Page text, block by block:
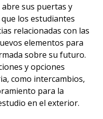
sus puertas y
los estudiantes
relacionadas con las
elementos para
sobre su futuro.
y opciones
como intercambios,
para la
en el exterior.